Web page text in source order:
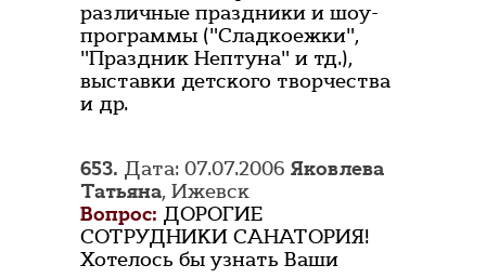
различные праздники и шоу-
программы ("Сладкоежки",
"Праздник Нептуна" и тд.),
выставки детского творчества
и др.
653. Дата: 07.07.2006 Яковлева
Татьяна, Ижевск
Вопрос: ДОРОГИЕ
СОТРУДНИКИ САНАТОРИЯ!
Хотелось бы узнать Ваши